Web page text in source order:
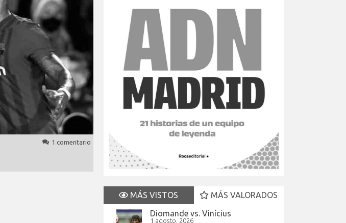
1 comentario
MÁS VISTOS
MÁS VALORADOS
Diomande vs. Vinícius
1 agosto, 2026